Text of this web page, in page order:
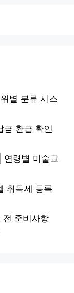
별 분류 시스
금 환급 확인
연령별 미술교
취득세 등록
전 준비사항